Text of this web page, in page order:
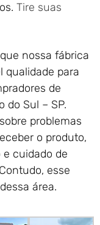
Tire suas
nossa fábrica
qualidade para
de
do Sul – SP.
problemas
o produto,
cuidado de
esse
área.